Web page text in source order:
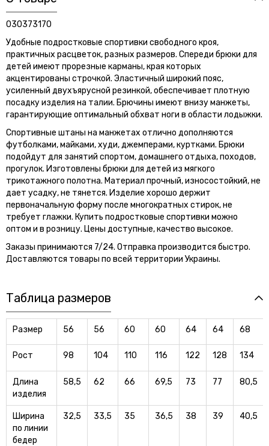
030373170
Удобные подростковые спортивки свободного кроя,
практичных расцветок, разных размеров. Спереди брюки для
детей имеют прорезные карманы, края которых
акцентированы строчкой. Эластичный широкий пояс,
усиленный двухъярусной резинкой, обеспечивает плотную
посадку изделия на талии. Брючины имеют внизу манжеты,
гарантирующие оптимальный обхват ноги в области лодыжки.
Спортивные штаны на манжетах отлично дополняются
футболками, майками, худи, джемперами, куртками. Брюки
подойдут для занятий спортом, домашнего отдыха, походов,
прогулок. Изготовлены брюки для детей из мягкого
трикотажного полотна. Материал прочный, износостойкий, не
дает усадку, не тянется. Изделие хорошо держит
первоначальную форму после многократных стирок, не
требует глажки. Купить подростковые спортивки можно
оптом и в розницу. Цены доступные, качество высокое.
Заказы принимаются 7/24. Отправка производится быстро.
Доставляются товары по всей территории Украины.
Таблица размеров
Размер 56 56 60 60 64 64 68
Рост 98 104 110 116 122 128 134
Длина
изделия
58,5 62 66 69,5 73 77 80,5
Ширина
по линии
бедер
32,5 33,5 35 36,5 38 39 40,5